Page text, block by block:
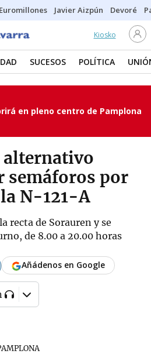
Javier Aizpún Devoré
Kiosko
SUCESOS POLÍTICA
en pleno centro de Pamplona
alternativo
semáforos por
N-121-A
recta de Sorauren y se
de 8.00 a 20.00 horas
Añádenos en Google